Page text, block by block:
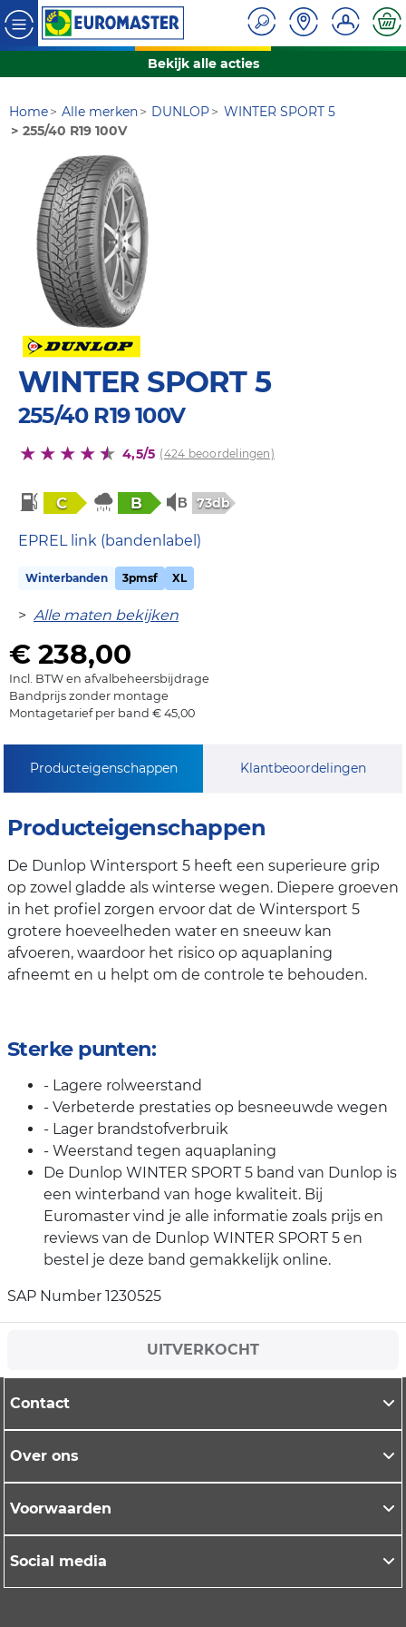
Bekijk alle acties
Home Alle merken DUNLOP
WINTER SPORT 5
255/40 R19 100V
WINTER SPORT 5
255/40 R19 100V
4,5/5 (424 beoordelingen)
C B 73db
EPREL link (bandenlabel)
Winterbanden 3pmsf XL
> Alle maten bekijken
€ 238,00
Incl. BTW en afvalbeheersbijdrage
Bandprijs zonder montage
Montagetarief per band € 45,00
Producteigenschappen Klantbeoordelingen
Producteigenschappen
De Dunlop Wintersport 5 heeft een superieure grip
op zowel gladde als winterse wegen. Diepere groeven
in het profiel zorgen ervoor dat de Wintersport 5
grotere hoeveelheden water en sneeuw kan
afvoeren, waardoor het risico op aquaplaning
afneemt en u helpt om de controle te behouden.
Sterke punten:
- Lagere rolweerstand
- Verbeterde prestaties op besneeuwde wegen
- Lager brandstofverbruik
- Weerstand tegen aquaplaning
De Dunlop WINTER SPORT 5 band van Dunlop is
een winterband van hoge kwaliteit. Bij
Euromaster vind je alle informatie zoals prijs en
reviews van de Dunlop WINTER SPORT 5 en
bestel je deze band gemakkelijk online.
SAP Number 1230525
UITVERKOCHT
Contact
Over ons
Voorwaarden
Social media